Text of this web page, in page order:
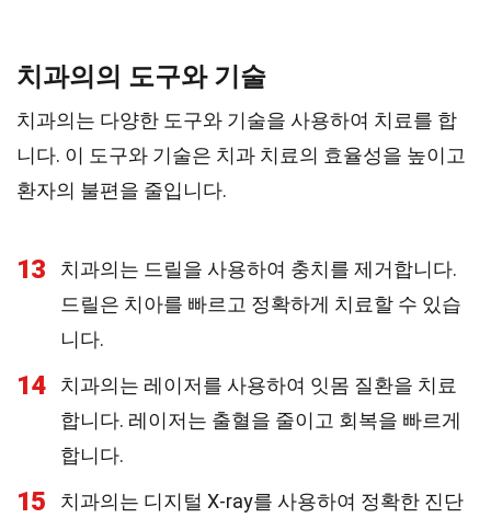
치과의의 도구와 기술
치과의는 다양한 도구와 기술을 사용하여 치료를 합
니다. 이 도구와 기술은 치과 치료의 효율성을 높이고
환자의 불편을 줄입니다.
13
치과의는 드릴을 사용하여 충치를 제거합니다.
드릴은 치아를 빠르고 정확하게 치료할 수 있습
니다.
14
치과의는 레이저를 사용하여 잇몸 질환을 치료
합니다. 레이저는 출혈을 줄이고 회복을 빠르게
합니다.
15
치과의는 디지털 X-ray를 사용하여 정확한 진단